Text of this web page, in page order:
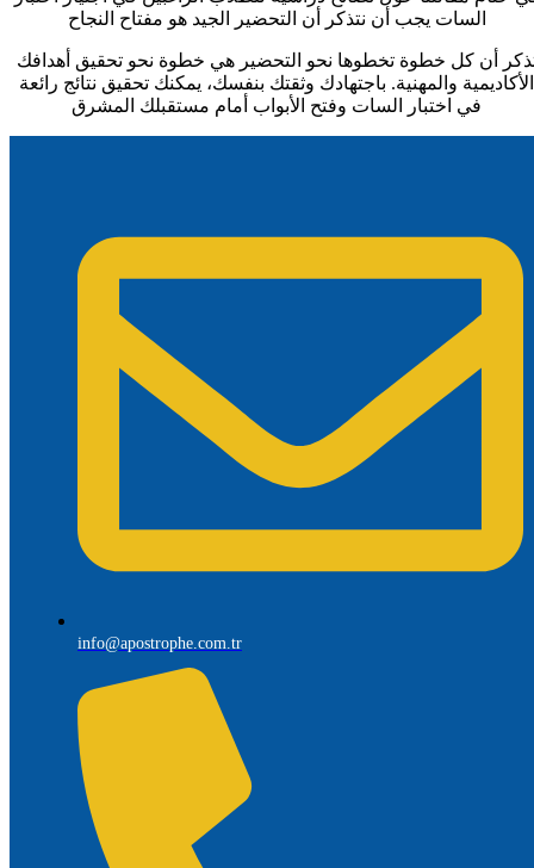
السات يجب أن نتذكر أن التحضير الجيد هو مفتاح النجاح
أن كل خطوة تخطوها نحو التحضير هي خطوة نحو تحقيق أهدافك
الأكاديمية والمهنية. باجتهادك وثقتك بنفسك، يمكنك تحقيق نتائج رائعة
في اختبار السات وفتح الأبواب أمام مستقبلك المشرق
info@apostrophe.com.tr